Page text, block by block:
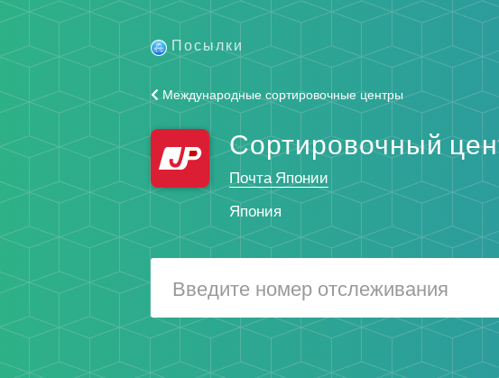
Посылки
Международные сортировочные центры
Сортировочный
Почта Японии
Япония